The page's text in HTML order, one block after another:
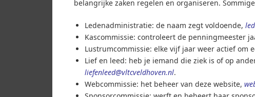
belangrijke zaken regelen en organiseren.
Ledenadministratie: de naam zegt voldoende,
Kascommissie: controleert de penningmeester
Lustrumcommissie: elke vijf jaar weer actief
Lief en leed: heb je iemand die ziek is of op
liefenleed@vltcveldhoven.nl.
Webcommissie: het beheer van deze website,